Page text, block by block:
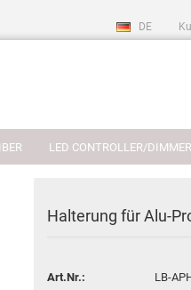
DE
Konto erstellen
LED CONTROLLER/DIMMER
Halterung für Alu-
Art.Nr.:
LB-